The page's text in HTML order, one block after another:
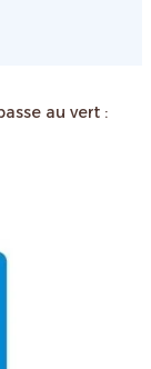
au vert :